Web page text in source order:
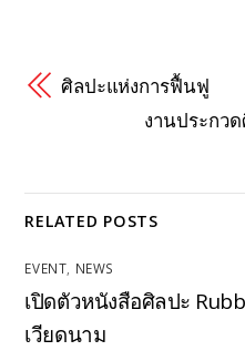
ศิลปะแห่งการฟื้นฟู
งานประกว
RELATED POSTS
EVENT NEWS
เปิดตัวหนังสือศิลปะ
เวียดนาม